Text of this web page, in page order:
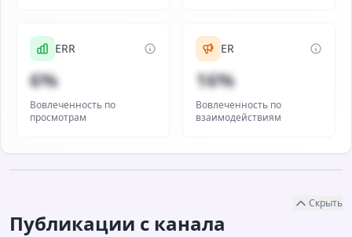
ERR
6%
Вовлеченность по
просмотрам
ER
16%
Вовлеченность по
взаимодействиям
Скрыть
Публикации с канала